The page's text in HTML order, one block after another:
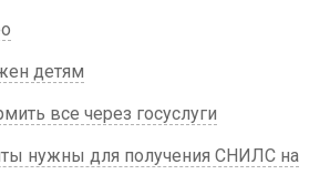
детям
все через госуслуги
нужны для получения СНИЛС на